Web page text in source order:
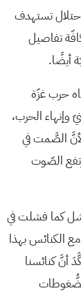
تستهدف
تفاصيل
أيضًا.
حرب غزّة
الحرب،
الصَّمت في
الصّوت
كما فشلت في
مع الكنائس بهذا
أنَّ كنائسنا